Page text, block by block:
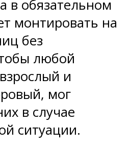
в обязательном
монтировать на
без
любой
и
мог
в случае
ситуации.